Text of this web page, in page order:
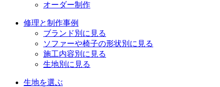
オーダー制作
修理と制作事例
ブランド別に見る
ソファーや椅子の形状別に見る
施工内容別に見る
生地別に見る
生地を選ぶ